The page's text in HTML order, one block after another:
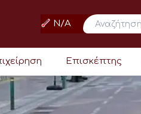
N/A
Επισκέπτης